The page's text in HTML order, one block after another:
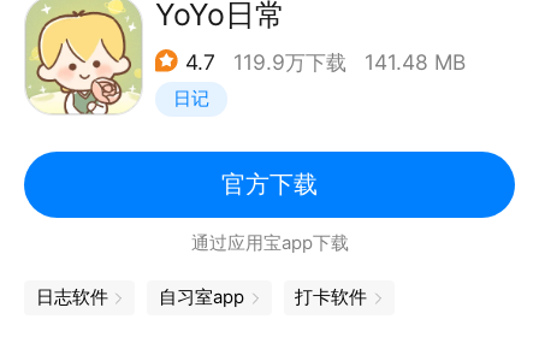
看
处理：根据你的工作时长，安排设置最适合你的番茄钟
可视化：随时以图形方式直观查看最近一月完成情况
#约上好友，来做同桌
和好友在线上自习室成为同桌，完美解决约自习的问
题。与教室内的小伙伴互相加油，学习不再枯燥。
#保持专注，有效监督
严格的规则控制，深度模式下专注期不能随意切出软
件，小休期结束需马上回到教室继续专注，否则会浪费
自习次数。
YoYo日常
4.7 119.9万下载 141.48 MB
日记
官方下载
通过应用宝app下载
日志软件 自习室app 打卡软件